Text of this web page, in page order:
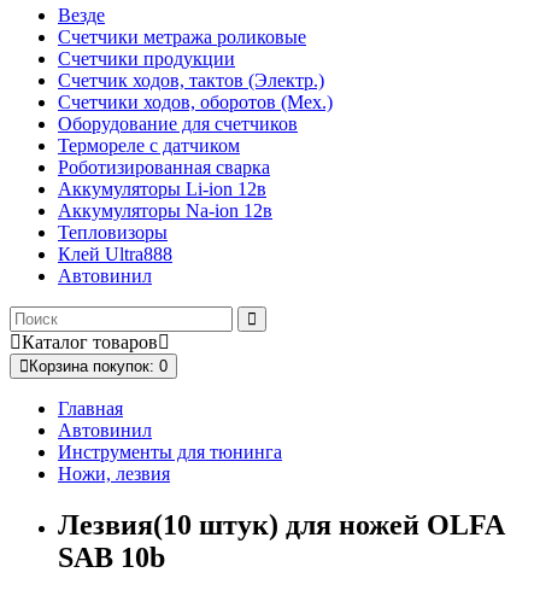
Везде
Счетчики метража роликовые
Счетчики продукции
Счетчик ходов, тактов (Электр.)
Счетчики ходов, оборотов (Мех.)
Оборудование для счетчиков
Термореле с датчиком
Роботизированная сварка
Аккумуляторы Li-ion 12в
Аккумуляторы Na-ion 12в
Тепловизоры
Клей Ultra888
Автовинил
Каталог товаров
Корзина покупок: 0
Главная
Автовинил
Инструменты для тюнинга
Ножи, лезвия
Лезвия(10 штук) для ножей OLFA
SAB 10b